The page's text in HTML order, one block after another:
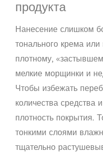
продукта
Нанесение слишком
тонального крема
плотному,
мелкие морщинки и
Чтобы избежать
количества средства
плотность покрытия.
тонкими слоями
тщательно